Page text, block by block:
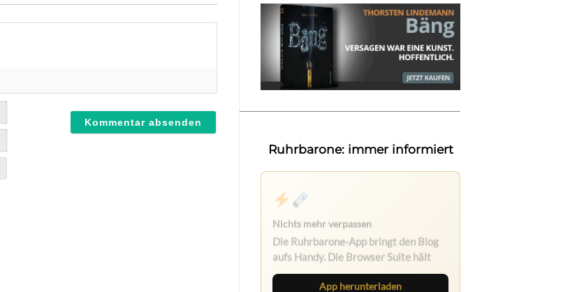
Ruhrbarone: immer informiert
Nichts mehr verpassen
Die Ruhrbarone-App bringt den Blog
aufs Handy. Die Browser Suite hält
dich am Desktop auf dem Laufenden.
App herunterladen